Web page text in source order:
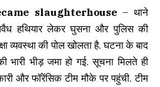
slaughterhouse– थाने
हथियार लेकर घुसना और पुलिस की
व्यवस्था की पोल खोलता है. घटना के बाद
भारी भीड़ जमा हो गई. सूचना मिलते ही
और फॉरेंसिक टीम मौके पर पहुंची. टीम